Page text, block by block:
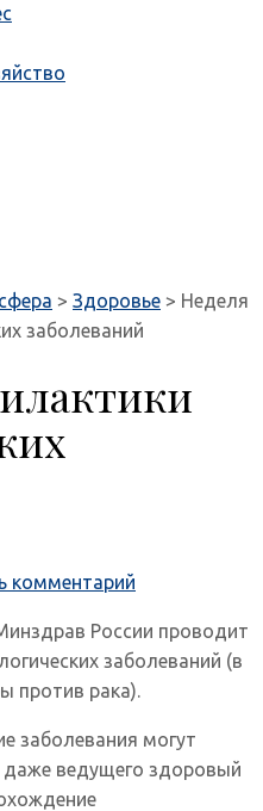
> Здоровье > Неделя
заболеваний
комментарий
России проводит
заболеваний (в
против рака).
заболевания могут
даже ведущего здоровый